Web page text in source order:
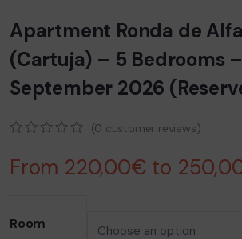
Apartment Ronda de
(Cartuja) – 5 Bedrooms –
September 2026
out
of
customer
ratings
(0 customer reviews)
From 220,00€ to
Room